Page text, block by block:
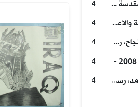
العتبة العباسية المقدسة (كربلاء، العراق). قسم الشؤون الفكرية والثقافية. شعبة الطفولة والناشئة، مؤلف.
4
العراق. وزارة الثقافة والاعلام. دار ثقافة الاطفال. قسم مكتبة الطفل، مؤلف.
4
عبد الزهرة، جعفر نجاح، رسام.
4
4
عزيز، مصطفى محمد، رسام.
4